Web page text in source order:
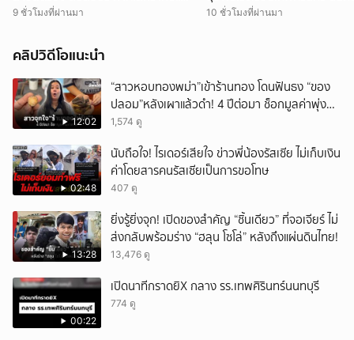
หนุ่ม
9 ชั่วโมงที่ผ่านมา 10 ชั่วโมงที่ผ่านมา
คลิปวิดีโอแนะนำ
12:02
“สาวหอบทองพม่า”เข้าร้านทอง โดนฟันธง “ของ
ปลอม”หลังเผาแล้วดำ! 4 ปีต่อมา ช็อกมูลค่าพุ่ง
มหาศาล!
1,574 ดู
02:48
นับถือใจ! ไรเดอร์เสียใจ ข่าวพี่น้องรัสเซีย ไม่เก็บเงิน
ค่าโดยสารคนรัสเซียเป็นการขอโทษ
407 ดู
13:28
ยิ่งรู้ยิ่งจุก! เปิดของสำคัญ “ชิ้นเดียว” ที่จอเจียร์ ไม่
ส่งกลับพร้อมร่าง “ฮลุน โซโล่” หลังถึงแผ่นดินไทย!
13,476 ดู
00:22
เปิดนาทีกราดยิX กลาง รร.เทพศิรินทร์นนทบุรี
774 ดู